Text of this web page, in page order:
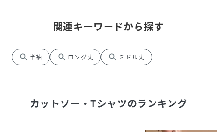
関連キーワードから探す
search 半袖 search ロング丈 search ミドル丈
カットソー・Tシャツのランキング